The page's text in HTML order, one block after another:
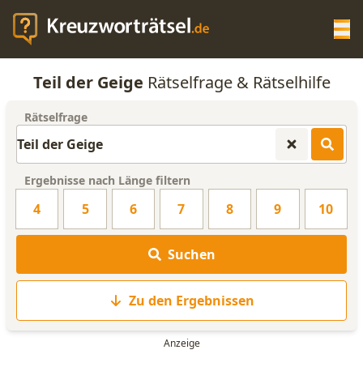
KREUZWORTRÄTSEL-HILFE
WORTLISTE
Teil der Geige Rätselfrage & Rätselhilfe
Rätselfrage
Ergebnisse nach Länge filtern
4 5 6 7 8 9 10
Suchen
Zu den Ergebnissen